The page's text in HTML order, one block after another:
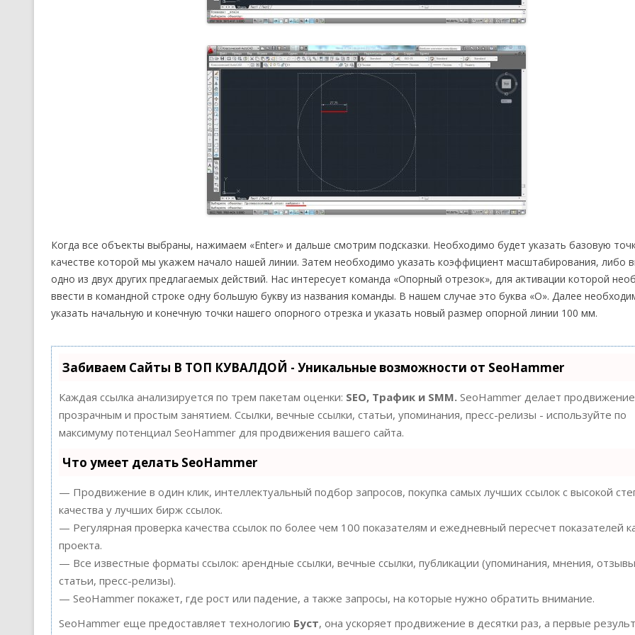
Когда все объекты выбраны, нажимаем «Enter» и дальше смотрим подсказки. Необходимо будет указать базовую
качестве которой мы укажем начало нашей линии. Затем необходимо указать коэффициент масштабирования, либо
одно из двух других предлагаемых действий. Нас интересует команда «Опорный отрезок», для активации которой
ввести в командной строке одну большую букву из названия команды. В нашем случае это буква «О». Далее
указать начальную и конечную точки нашего опорного отрезка и указать новый размер опорной линии 100 мм.
Забиваем Сайты В ТОП КУВАЛДОЙ - Уникальные возможности от SeoHammer
Каждая ссылка анализируется по трем пакетам оценки: SEO, Трафик и SMM. SeoHammer делает продвижение
прозрачным и простым занятием. Ссылки, вечные ссылки, статьи, упоминания, пресс-релизы - используйте по
максимуму потенциал SeoHammer для продвижения вашего сайта.
Что умеет делать SeoHammer
— Продвижение в один клик, интеллектуальный подбор запросов, покупка самых лучших ссылок с высокой
качества у лучших бирж ссылок.
— Регулярная проверка качества ссылок по более чем 100 показателям и ежедневный пересчет показателей
проекта.
— Все известные форматы ссылок: арендные ссылки, вечные ссылки, публикации (упоминания, мнения,
статьи, пресс-релизы).
— SeoHammer покажет, где рост или падение, а также запросы, на которые нужно обратить внимание.
SeoHammer еще предоставляет технологию Буст, она ускоряет продвижение в десятки раз, а первые